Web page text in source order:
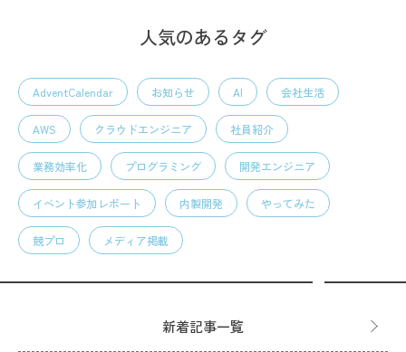
人気のあるタグ
AdventCalendar お知らせ AI 会社生活
AWS クラウドエンジニア 社員紹介
業務効率化 プログラミング 開発エンジニア
イベント参加レポート 内製開発 やってみた
競プロ メディア掲載
新着記事一覧